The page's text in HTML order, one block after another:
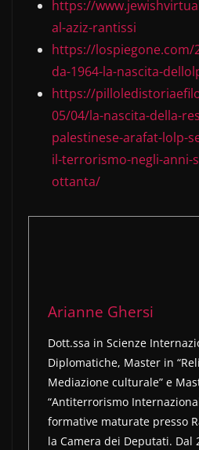
https://
al-aziz-rantissi
https://lospiegone.com/
da-1964-la-nascita-
https://
05/04/la-nascita-della-
palestinese-arafat-lolp-
il-terrorismo-negli-anni-
ottanta/
Arianne Ghersi
Dott.ssa in Scienze
Diplomatiche, Master in
Mediazione culturale” e
“Antiterrorismo
formative maturate presso
la Camera dei Deputati. Dal